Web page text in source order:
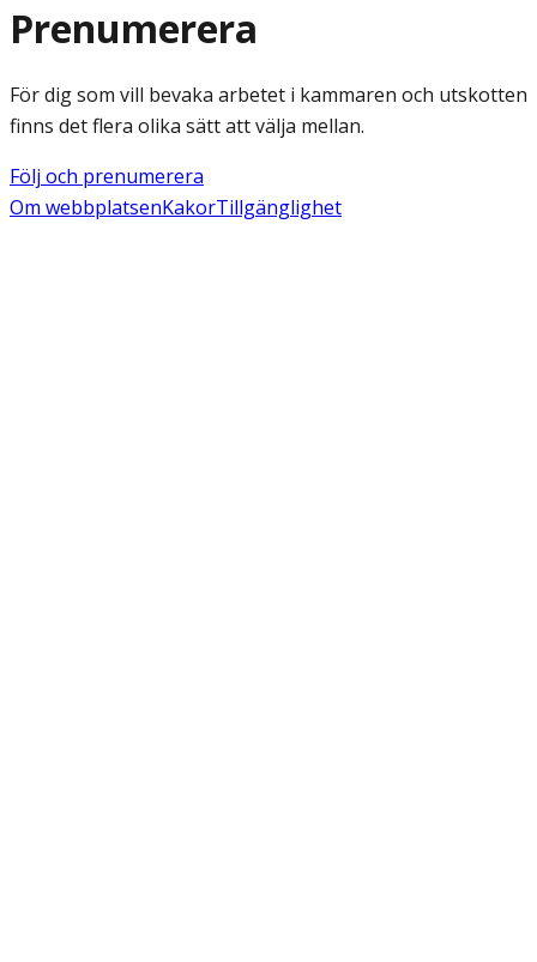
Prenumerera
För dig som vill bevaka arbetet i kammaren och utskotten
finns det flera olika sätt att välja mellan.
Följ och prenumerera
Om webbplatsenKakorTillgänglighet